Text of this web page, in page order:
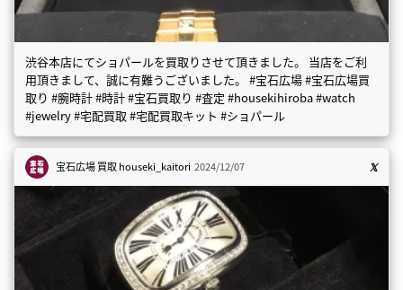
渋谷本店にてショパールを買取りさせて頂きました。 当店をご利
用頂きまして、誠に有難うございました。 #宝石広場 #宝石広場買
取り #腕時計 #時計 #宝石買取り #査定 #housekihiroba #watch
#jewelry #宅配買取 #宅配買取キット #ショパール
宝石広場 買取houseki_kaitori 2024/12/07